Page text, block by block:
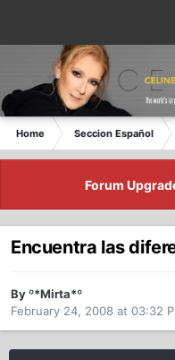
Home Seccion Español
Forum
Encuentra las
By º*Mirta*º
February 24, 2008 at 03:32